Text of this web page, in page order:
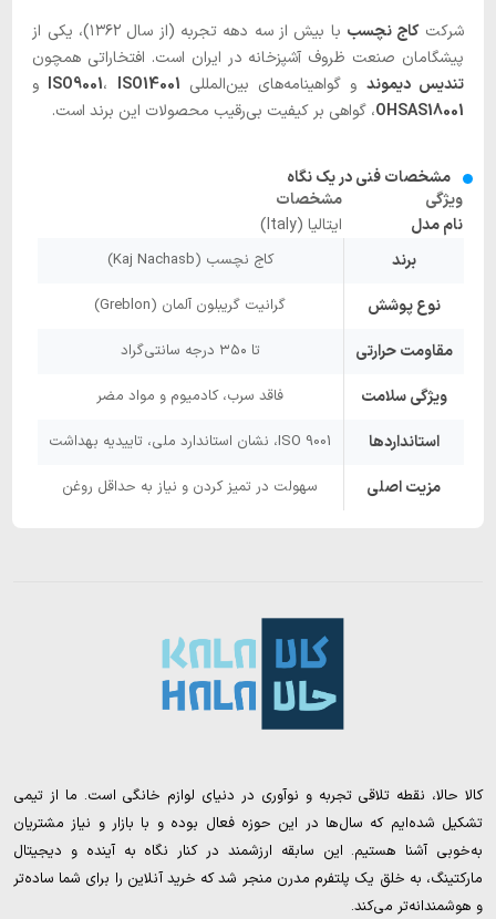
شرکتکاج نچسب
با بیش از سه دهه تجربه (از سال ۱۳۶۲)، یکی از
پیشگامان صنعت ظروف آشپزخانه در ایران است. افتخاراتی همچون
تندیس دیموند و گواهینامه‌های بین‌المللی ISO9001، ISO14001
و
OHSAS18001، گواهی بر کیفیت بی‌رقیب محصولات این برند است.
مشخصات فنی در یک نگاه
ویژگی
مشخصات
نام مدل
ایتالیا (Italy)
برند
کاج نچسب (Kaj Nachasb)
نوع پوشش گرانیت گریبلون آلمان (Greblon)
مقاومت حرارتی تا ۳۵۰ درجه سانتی‌گراد
ویژگی سلامت فاقد سرب، کادمیوم و مواد مضر
استانداردها ISO 9001، نشان استاندارد ملی، تاییدیه بهداشت
مزیت اصلی سهولت در تمیز کردن و نیاز به حداقل روغن
کالا حالا، نقطه تلاقی تجربه و نوآوری در دنیای لوازم خانگی است. ما از تیمی
تشکیل شده‌ایم که سال‌ها در این حوزه فعال بوده و با بازار و نیاز مشتریان
به‌خوبی آشنا هستیم. این سابقه ارزشمند در کنار نگاه به آینده و دیجیتال
مارکتینگ، به خلق یک پلتفرم مدرن منجر شد که خرید آنلاین را برای شما ساده‌تر
و هوشمندانه‌تر می‌کند.